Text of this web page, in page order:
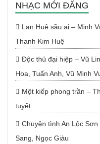
NHẠC MỚI ĐĂNG
Lan Huệ sầu ai – Minh
Thanh Kim Huệ
Độc thủ đại hiệp – Vũ
Hoa, Tuấn Anh, Vũ Minh
Một kiếp phong trần –
tuyết
Chuyện tình An Lộc
Sang, Ngọc Giàu